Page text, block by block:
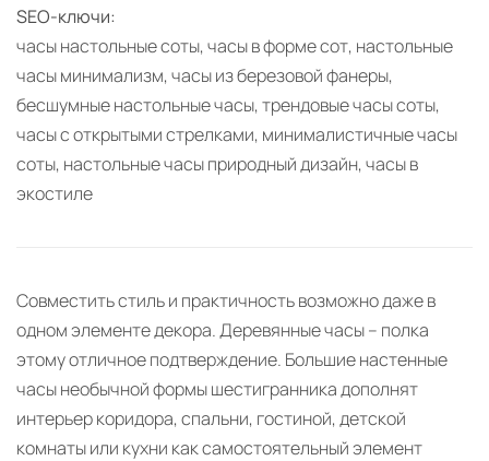
SEO-ключи:
часы настольные соты, часы в форме сот, настольные
часы минимализм, часы из березовой фанеры,
бесшумные настольные часы, трендовые часы соты,
часы с открытыми стрелками, минималистичные часы
соты, настольные часы природный дизайн, часы в
экостиле
Совместить стиль и практичность возможно даже в
одном элементе декора. Деревянные часы – полка
этому отличное подтверждение. Большие настенные
часы необычной формы шестигранника дополнят
интерьер коридора, спальни, гостиной, детской
комнаты или кухни как самостоятельный элемент